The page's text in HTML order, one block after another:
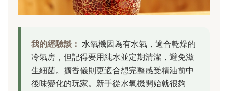
我的經驗談： 水氧機因為有水氣，適合乾燥的
冷氣房，但記得要用純水並定期清潔，避免滋
生細菌。擴香儀則更適合想完整感受精油前中
後味變化的玩家。新手從水氧機開始就很夠